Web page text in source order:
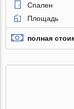
Спален
Площадь
полная